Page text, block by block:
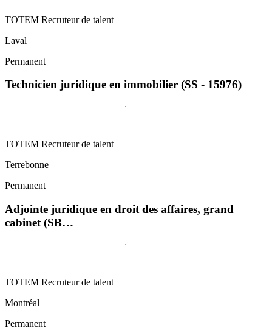
TOTEM Recruteur de talent
Laval
Permanent
Technicien juridique en immobilier (SS - 15976)
TOTEM Recruteur de talent
Terrebonne
Permanent
Adjointe juridique en droit des affaires, grand
cabinet (SB…
TOTEM Recruteur de talent
Montréal
Permanent